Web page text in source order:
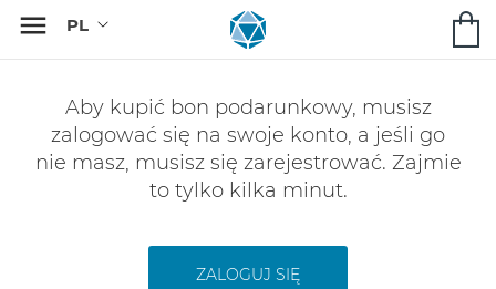

Aby kupić bon podarunkowy, musisz
zalogować się na swoje konto, a jeśli go
nie masz, musisz się zarejestrować. Zajmie
to tylko kilka minut.
ZALOGUJ SIĘ